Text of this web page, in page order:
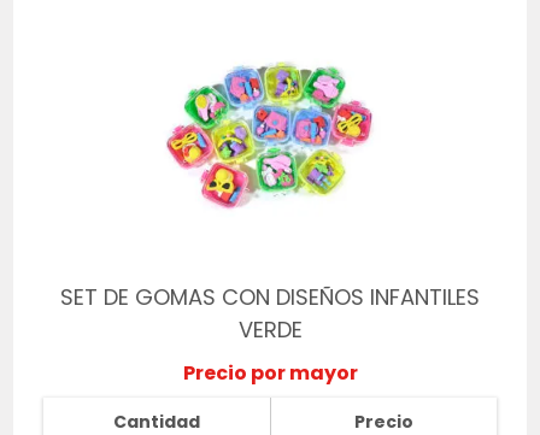
SET DE GOMAS CON DISEÑOS INFANTILES
VERDE
Precio por mayor
Cantidad Precio